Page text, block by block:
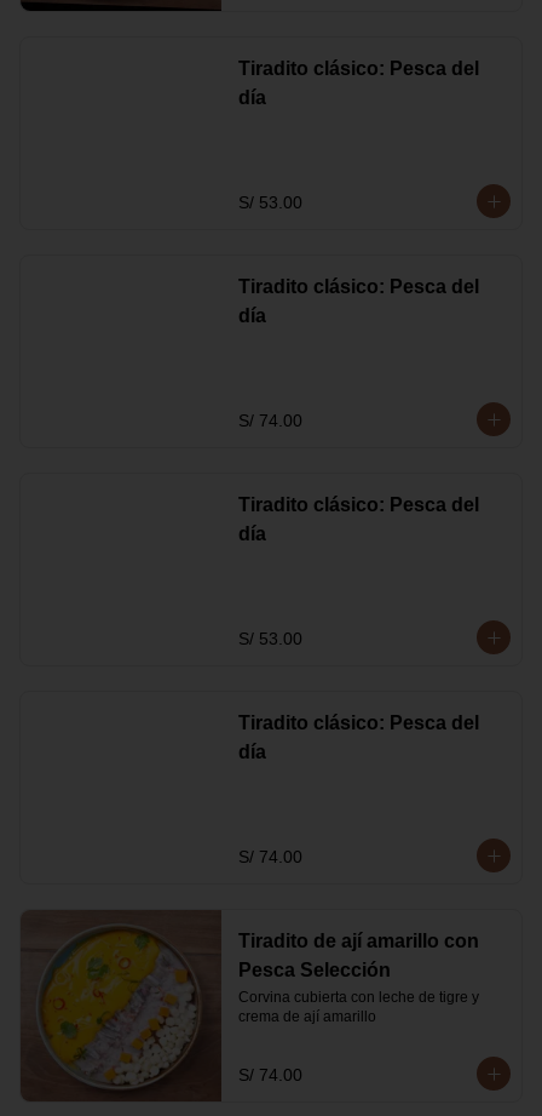
Tiradito clásico: Pesca del
día
S/ 53.00
Tiradito clásico: Pesca del
día
S/ 74.00
Tiradito clásico: Pesca del
día
S/ 53.00
Tiradito clásico: Pesca del
día
S/ 74.00
Tiradito de ají amarillo con
Pesca Selección
Corvina cubierta con leche de tigre y
crema de ají amarillo
S/ 74.00